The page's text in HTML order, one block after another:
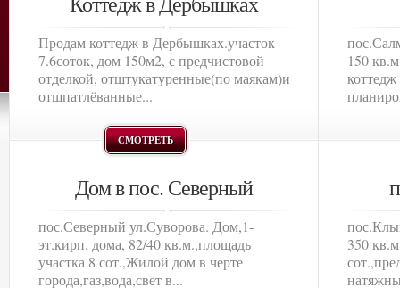
Продам коттедж в Дербышках.участок
7.6соток, дом 150м2, с предчистовой
отделкой, отштукатуренные(по маякам)и
отшпатлёванные...
СМОТРЕТЬ
150
коттедж
Дом в пос. Северный
пос.Северный ул.Суворова. Дом,1-
эт.кирп. дома, 82/40 кв.м.,площадь
участка 8 сот.,Жилой дом в черте
города,газ,вода,свет в...
350